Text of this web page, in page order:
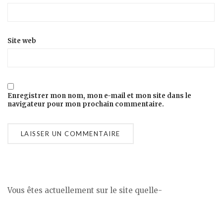
Site web
Enregistrer mon nom, mon e-mail et mon site dans le
navigateur pour mon prochain commentaire.
Vous êtes actuellement sur le site quelle-